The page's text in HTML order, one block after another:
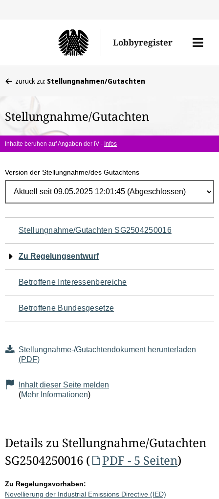
Lobbyregister
Menü
befinden
hier:
zurück zu: Stellungnahmen/Gutachten
Stellungnahme/Gutachten
Inhalte beruhen auf Angaben der IV - Infos
Version der Stellungnahme/des Gutachtens
Navigation
für
den
Seiteninhalt
Stellungnahme/Gutachten SG2504250016
Zu Regelungsentwurf
Betroffene Interessenbereiche
Betroffene Bundesgesetze
Stellungnahme-/Gutachtendokument herunterladen
(PDF)
Inhalt dieser Seite melden
(Mehr Informationen)
Details zu Stellungnahme/Gutachten
SG2504250016 (
PDF - 5 Seiten)
Zu Regelungsvorhaben:
Novellierung der Industrial Emissions Directive (IED)